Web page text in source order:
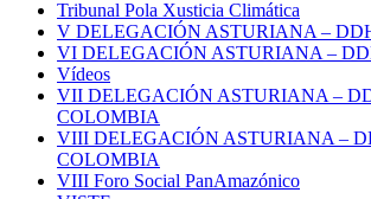
Tribunal Pola Xusticia Climática
V DELEGACIÓN ASTURIANA –
VI DELEGACIÓN ASTURIANA –
Vídeos
VII DELEGACIÓN ASTURIANA –
COLOMBIA
VIII DELEGACIÓN ASTURIANA –
COLOMBIA
VIII Foro Social PanAmazónico